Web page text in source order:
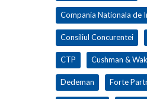
Compania Nationala de
Consiliul Concurentei
CTP Cushman &
Dedeman Forte